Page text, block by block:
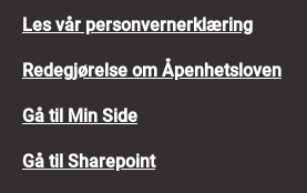
Les vår personvernerklæring
Redegjørelse om Åpenhetsloven
Gå til Min Side
Gå til Sharepoint